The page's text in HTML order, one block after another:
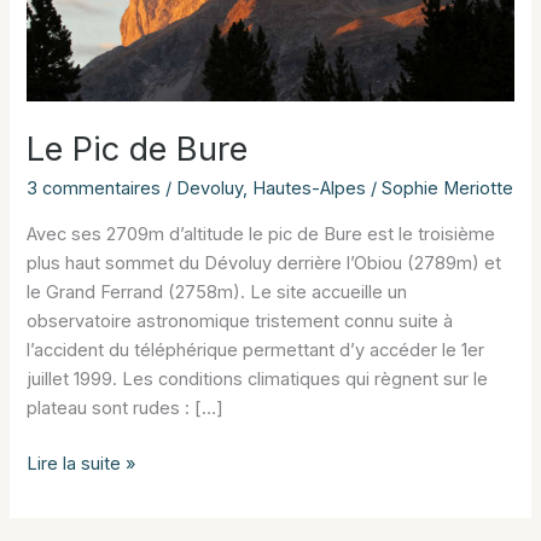
Le Pic de Bure
3 commentaires / Devoluy, Hautes-Alpes /Sophie Meriotte
Avec ses 2709m d’altitude le pic de Bure est le troisième
plus haut sommet du Dévoluy derrière l’Obiou (2789m) et
le Grand Ferrand (2758m). Le site accueille un
observatoire astronomique tristement connu suite à
l’accident du téléphérique permettant d’y accéder le 1er
juillet 1999. Les conditions climatiques qui règnent sur le
plateau sont rudes : […]
Le
Lire la suite »